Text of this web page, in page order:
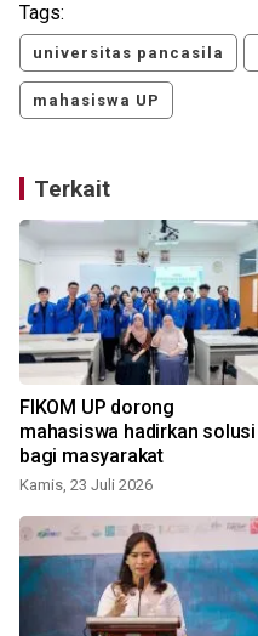
Tags:
universitas pancasila
mahasiswa UP
Terkait
FIKOM UP dorong
mahasiswa hadirkan solusi
bagi masyarakat
Kamis, 23 Juli 2026